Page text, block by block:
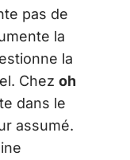
pas de
la
la
Chez oh
dans le
assumé.